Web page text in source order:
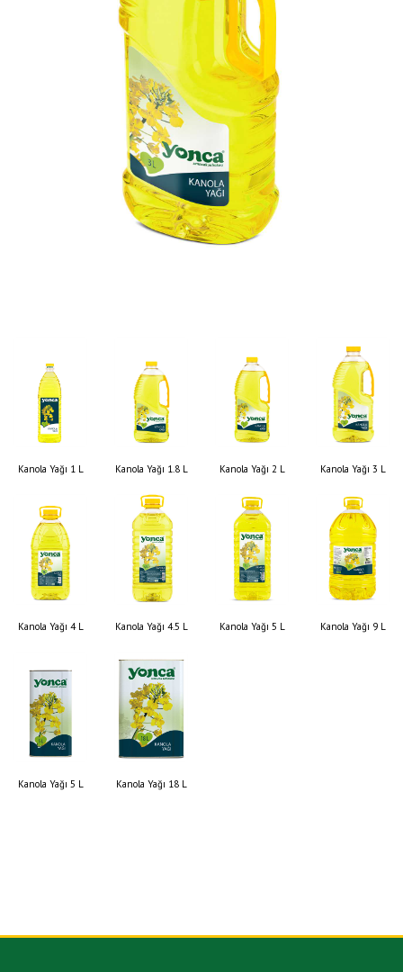
Kanola Yağı 1 L Kanola Yağı 1.8 L Kanola Yağı 2 L Kanola Yağı 3 L
Kanola Yağı 4 L Kanola Yağı 4.5 L Kanola Yağı 5 L Kanola Yağı 9 L
Kanola Yağı 5 L Kanola Yağı 18 L